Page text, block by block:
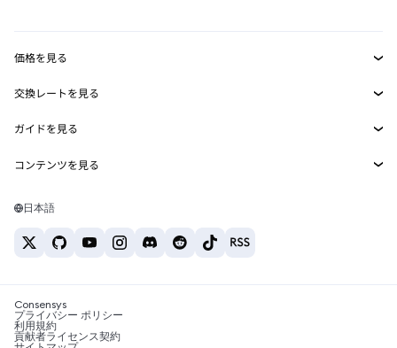
MetaMask Connect
Snaps
Web3サービス
セキュリティ
サポート
キャリア
お問い合わせ
価格を見る
イーサリアムの価格
Solanaの価格
Tetherの価格
交換レートを見る
ETH→USD
USDT→INR
BTC→INR
ETH→USDT
ガイドを見る
ETHの購入
USDTの購入
SHIBの購入
BNBの購入
コンテンツを見る
Solanaウォレット
税制関連ニュース
暗号資産の購入方法は？
日本語
Consensys
プライバシー ポリシー
利用規約
貢献者ライセンス契約